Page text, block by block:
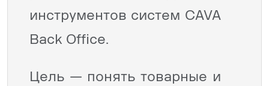
инструментов систем CAVA
Back Office.
Цель — понять товарные и